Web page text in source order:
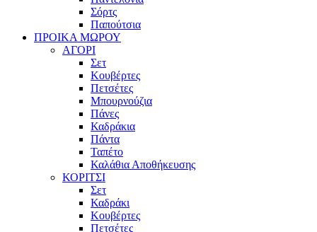
Σόρτς
Παπούτσια
ΠΡΟΙΚΑ ΜΩΡΟΥ
ΑΓΟΡΙ
Σετ
Κουβέρτες
Πετσέτες
Μπουρνούζια
Πάνες
Καδράκια
Πάντα
Ταπέτο
Καλάθια Αποθήκευσης
ΚΟΡΙΤΣΙ
Σετ
Καδράκι
Κουβέρτες
Πετσέτες